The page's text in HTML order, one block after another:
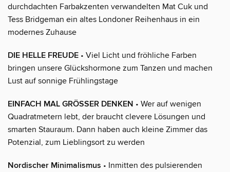
durchdachten Farbakzenten verwandelten Mat Cuk und
Tess Bridgeman ein altes Londoner Reihenhaus in ein
modernes Zuhause
DIE HELLE FREUDE • Viel Licht und fröhliche Farben
bringen unsere Glückshormone zum Tanzen und machen
Lust auf sonnige Frühlingstage
EINFACH MAL GRÖSSER DENKEN • Wer auf wenigen
Quadratmetern lebt, der braucht clevere Lösungen und
smarten Stauraum. Dann haben auch kleine Zimmer das
Potenzial, zum Lieblingsort zu werden
Nordischer Minimalismus • Inmitten des pulsierenden